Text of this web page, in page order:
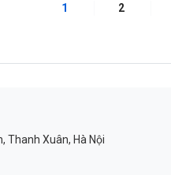
1 2
Thanh Xuân, Hà Nội